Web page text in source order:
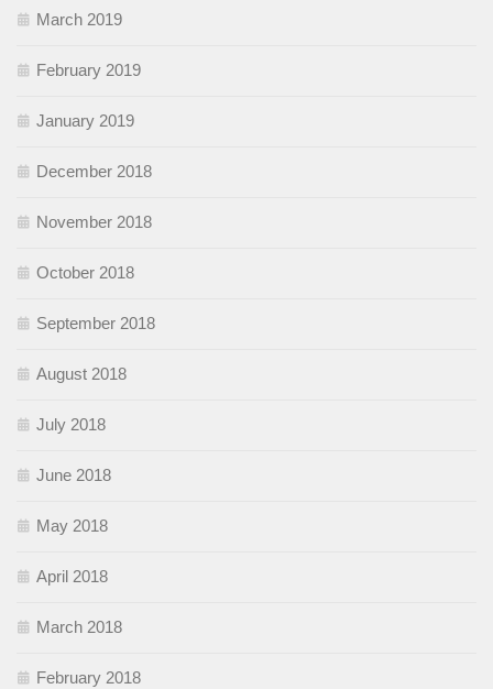
March 2019
February 2019
January 2019
December 2018
November 2018
October 2018
September 2018
August 2018
July 2018
June 2018
May 2018
April 2018
March 2018
February 2018